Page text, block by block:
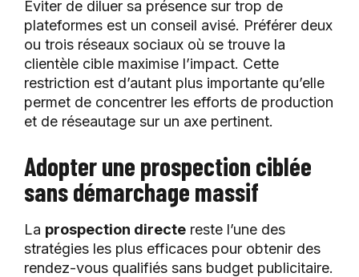
Éviter de diluer sa présence sur trop de
plateformes est un conseil avisé. Préférer deux
ou trois réseaux sociaux où se trouve la
clientèle cible maximise l’impact. Cette
restriction est d’autant plus importante qu’elle
permet de concentrer les efforts de production
et de réseautage sur un axe pertinent.
Adopter une prospection ciblée
sans démarchage massif
La prospection directe reste l’une des
stratégies les plus efficaces pour obtenir des
rendez-vous qualifiés sans budget publicitaire.